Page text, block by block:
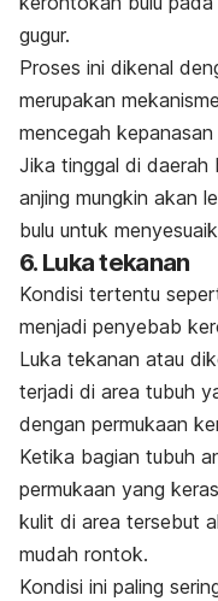
gugur.
Proses ini dikenal
merupakan
mencegah
Jika tinggal di daerah
anjing mungkin akan
bulu untuk
6. Luka tekanan
Kondisi tertentu
menjadi penyebab
Luka tekanan atau
terjadi di area tubuh
dengan permukaan
Ketika bagian tubuh
permukaan yang
kulit di area tersebut
mudah rontok.
Kondisi ini paling